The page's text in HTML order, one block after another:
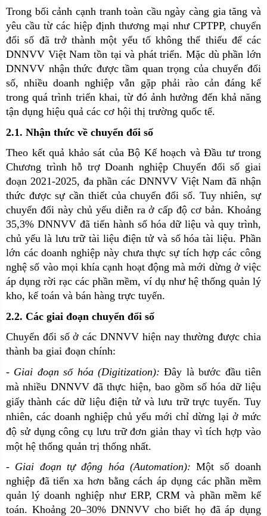
Trong bối cảnh cạnh tranh toàn cầu ngày càng gia tăng và
yêu cầu từ các hiệp định thương mại như CPTPP, chuyển
đổi số đã trở thành một yếu tố không thể thiếu để các
DNNVV Việt Nam tồn tại và phát triển. Mặc dù phần lớn
DNNVV nhận thức được tầm quan trọng của chuyển đổi
số, nhiều doanh nghiệp vẫn gặp phải rào cản đáng kể
trong quá trình triển khai, từ đó ảnh hưởng đến khả năng
tận dụng hiệu quả các cơ hội thị trường quốc tế.
2.1. Nhận thức về chuyển đổi số
Theo kết quả khảo sát của Bộ Kế hoạch và Đầu tư trong
Chương trình hỗ trợ Doanh nghiệp Chuyển đổi số giai
đoạn 2021-2025, đa phần các DNNVV Việt Nam đã nhận
thức được sự cần thiết của chuyển đổi số. Tuy nhiên, sự
chuyển đổi này chủ yếu diễn ra ở cấp độ cơ bản. Khoảng
35,3% DNNVV đã tiến hành số hóa dữ liệu và quy trình,
chủ yếu là lưu trữ tài liệu điện tử và số hóa tài liệu. Phần
lớn các doanh nghiệp này chưa thực sự tích hợp các công
nghệ số vào mọi khía cạnh hoạt động mà mới dừng ở việc
áp dụng rời rạc các phần mềm, ví dụ như hệ thống quản lý
kho, kế toán và bán hàng trực tuyến.
2.2. Các giai đoạn chuyển đổi số
Chuyển đổi số ở các DNNVV hiện nay thường được chia
thành ba giai đoạn chính:
- Giai đoạn số hóa (Digitization):Đây là bước đầu tiên
mà nhiều DNNVV đã thực hiện, bao gồm số hóa dữ liệu
giấy thành các dữ liệu điện tử và lưu trữ trực tuyến. Tuy
nhiên, các doanh nghiệp chủ yếu mới chỉ dừng lại ở mức
độ sử dụng công cụ lưu trữ đơn giản thay vì tích hợp vào
một hệ thống quản trị thống nhất.
- Giai đoạn tự động hóa (Automation): Một số doanh
nghiệp đã tiến xa hơn bằng cách áp dụng các phần mềm
quản lý doanh nghiệp như ERP, CRM và phần mềm kế
toán. Khoảng 20–30% DNNVV cho biết họ đã áp dụng